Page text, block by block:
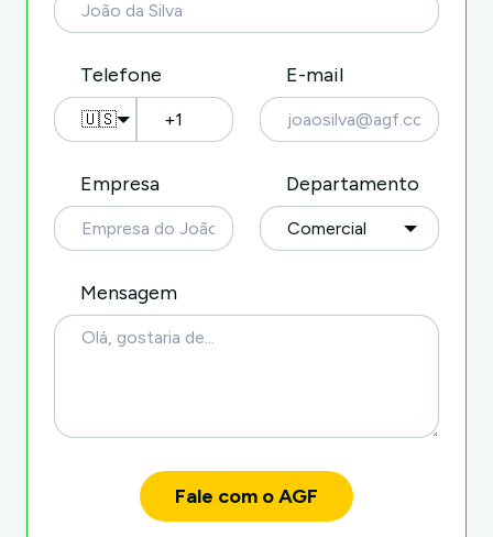
Telefone
🇺🇸
E-mail
Empresa Departamento
Mensagem
Fale com o AGF